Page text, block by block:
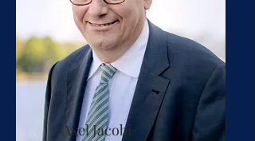
Axel Jacobi